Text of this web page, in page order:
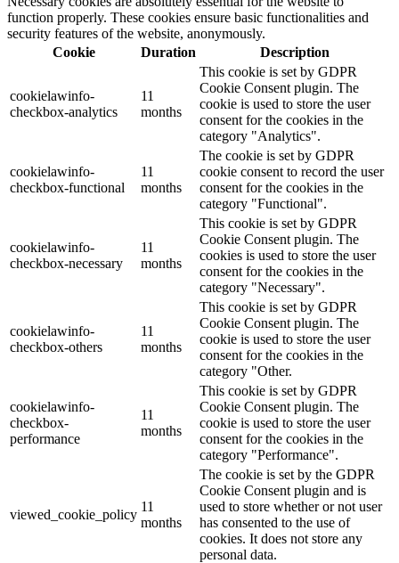
function properly. These cookies ensure basic functionalities and
security features of the website, anonymously.
Cookie
Duration Description
cookielawinfo-
checkbox-analytics
11
months
This cookie is set by GDPR
Cookie Consent plugin. The
cookie is used to store the user
consent for the cookies in the
category "Analytics".
cookielawinfo-
checkbox-functional
11
months
The cookie is set by GDPR
cookie consent to record the user
consent for the cookies in the
category "Functional".
cookielawinfo-
checkbox-necessary
11
months
This cookie is set by GDPR
Cookie Consent plugin. The
cookies is used to store the user
consent for the cookies in the
category "Necessary".
cookielawinfo-
checkbox-others
11
months
This cookie is set by GDPR
Cookie Consent plugin. The
cookie is used to store the user
consent for the cookies in the
category "Other.
cookielawinfo-
checkbox-
performance
11
months
This cookie is set by GDPR
Cookie Consent plugin. The
cookie is used to store the user
consent for the cookies in the
category "Performance".
viewed_cookie_policy
11
months
The cookie is set by the GDPR
Cookie Consent plugin and is
used to store whether or not user
has consented to the use of
cookies. It does not store any
personal data.